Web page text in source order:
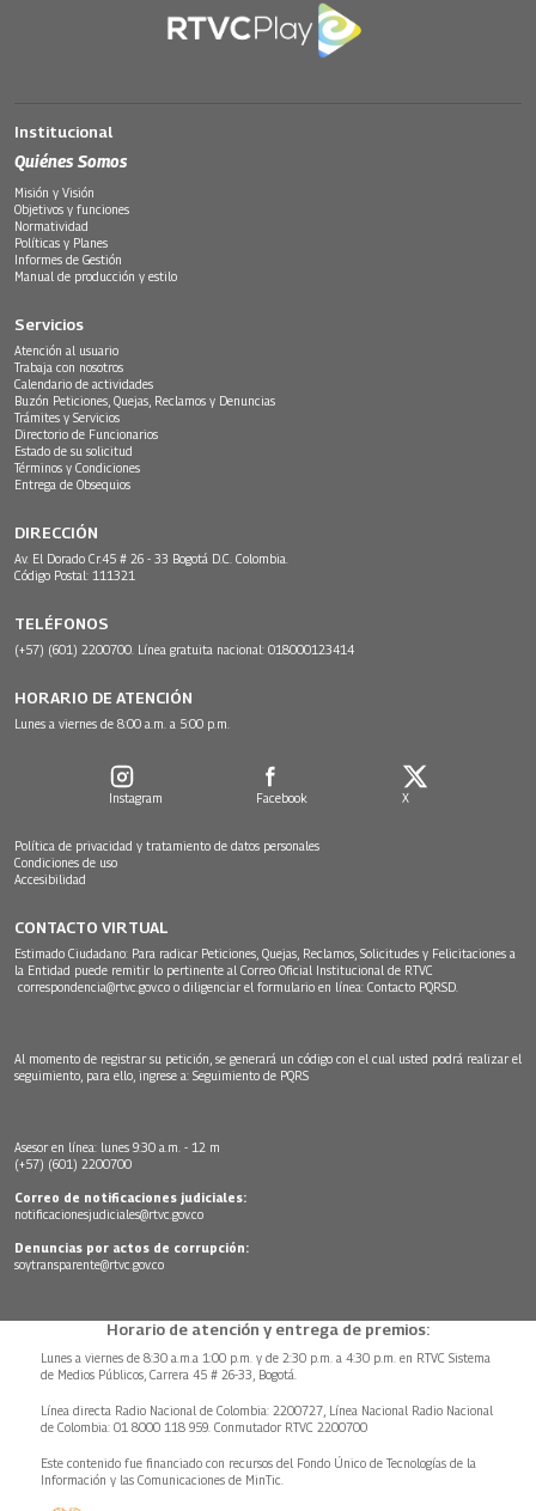
Institucional
Quiénes Somos
Misión y Visión
Objetivos y funciones
Normatividad
Políticas y Planes
Informes de Gestión
Manual de producción y estilo
Servicios
Atención al usuario
Trabaja con nosotros
Calendario de actividades
Buzón Peticiones, Quejas, Reclamos y Denuncias
Trámites y Servicios
Directorio de Funcionarios
Estado de su solicitud
Términos y Condiciones
Entrega de Obsequios
DIRECCIÓN
Av. El Dorado Cr.45 # 26 - 33 Bogotá D.C. Colombia.
Código Postal: 111321
TELÉFONOS
(+57) (601) 2200700. Línea gratuita nacional: 018000123414
HORARIO DE ATENCIÓN
Lunes a viernes de 8:00 a.m. a 5:00 p.m.
Instagram Facebook X
Política de privacidad y tratamiento de datos personales
Condiciones de uso
Accesibilidad
CONTACTO VIRTUAL
Estimado Ciudadano: Para radicar Peticiones, Quejas, Reclamos, Solicitudes y Felicitaciones a
la Entidad puede remitir lo pertinente al Correo Oficial Institucional de RTVC
correspondencia@rtvc.gov.co o diligenciar el formulario en línea: Contacto PQRSD.
Al momento de registrar su petición, se generará un código con el cual usted podrá realizar el
seguimiento, para ello, ingrese a: Seguimiento de PQRS
Asesor en línea: lunes 9:30 a.m. - 12 m
(+57) (601) 2200700
Correo de notificaciones judiciales:
notificacionesjudiciales@rtvc.gov.co
Denuncias por actos de corrupción:
soytransparente@rtvc.gov.co
Horario de atención y entrega de premios:
Lunes a viernes de 8:30 a.m.a 1:00 p.m. y de 2:30 p.m. a 4:30 p.m. en RTVC Sistema
de Medios Públicos, Carrera 45 # 26-33, Bogotá.
Línea directa Radio Nacional de Colombia: 2200727, Línea Nacional Radio Nacional
de Colombia: 01 8000 118 959. Conmutador RTVC 2200700
Este contenido fue financiado con recursos del Fondo Único de Tecnologías de la
Información y las Comunicaciones de MinTic.